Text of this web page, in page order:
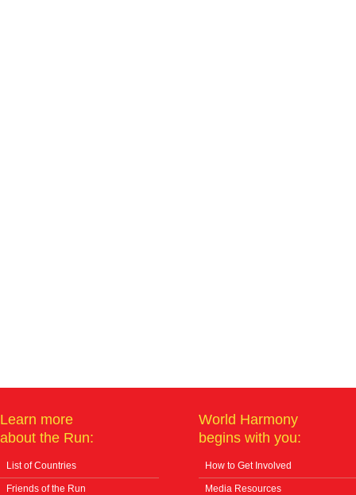
Learn more
about the Run:
List of Countries
Friends of the Run
World Harmony
begins with you:
How to Get Involved
Media Resources